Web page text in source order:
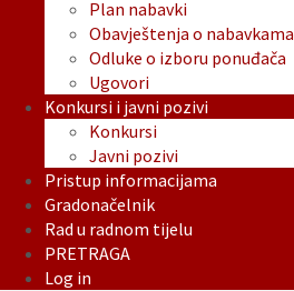
Plan nabavki
Obavještenja o nabavkama
Odluke o izboru ponuđača
Ugovori
Konkursi i javni pozivi
Konkursi
Javni pozivi
Pristup informacijama
Gradonačelnik
Rad u radnom tijelu
PRETRAGA
Log in